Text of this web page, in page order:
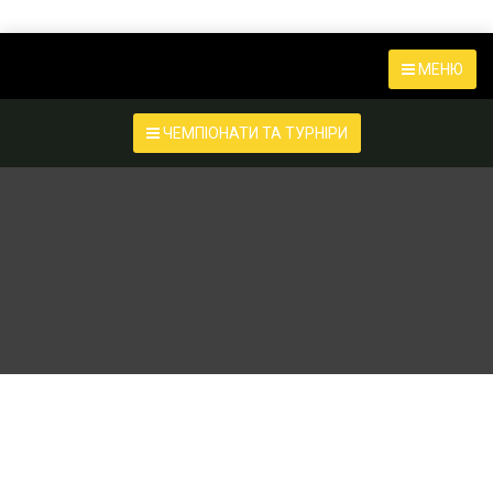
МЕНЮ
ЧЕМПІОНАТИ ТА ТУРНІРИ